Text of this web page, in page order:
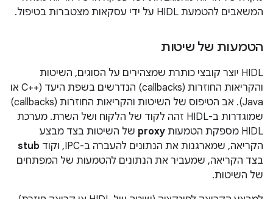
המשאבים להטמעת HIDL על ידי עסקאות מצטברות בטיפול.
הטמעות של שיטות
‏HIDL יוצר קובצי כותרת שמצהירים על הסוגים, השיטות
והקריאות החוזרות (callbacks) הנדרשים בשפת היעד (C++‎ או
Java). אב הטיפוס של השיטות והקריאות החוזרות (callbacks)
שמוגדרות ב-HIDL זהה לקוד של הלקוח ושל השרת. מערכת
HIDL מספקת הטמעות
proxy של השיטות בצד מבצע
הקריאה, שמארגנות את הנתונים להעברה ב-IPC, וקוד
stub
בצד הקריאה, שמעביר את הנתונים להטמעות של המפתחים
של השיטות.